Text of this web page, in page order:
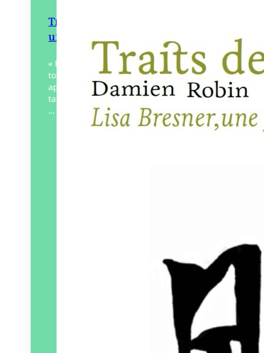
Traits de lumière – Lisa Bresner,
une fulgurance
« Fulgurante », c’est le terme rapporté par
toutes les personnes qui ont connu et
apprécié Lisa Bresner pour souligner son
talent précoce et sa très vive intelligence.
…